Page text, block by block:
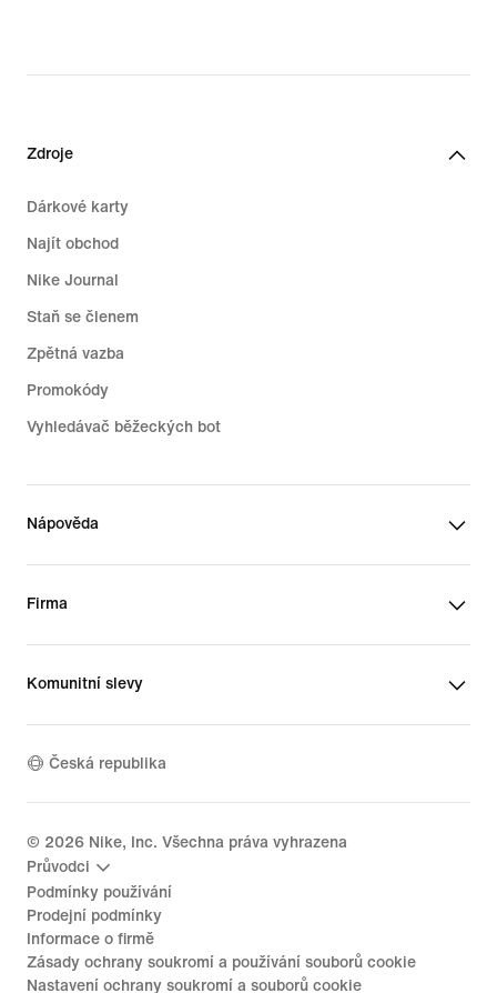
99,99 €
Zdroje
Dárkové karty
Najít obchod
Nike Journal
Staň se členem
Zpětná vazba
Promokódy
Vyhledávač běžeckých bot
Nápověda
Firma
Komunitní slevy
Česká republika
© 2026 Nike, Inc. Všechna práva vyhrazena
Průvodci
Podmínky používání
Prodejní podmínky
Informace o firmě
Zásady ochrany soukromí a používání souborů cookie
Nastavení ochrany soukromí a souborů cookie